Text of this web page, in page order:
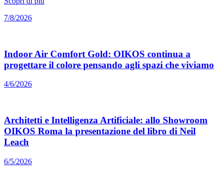
7/8/2026
Indoor Air Comfort Gold: OIKOS continua a
progettare il colore pensando agli spazi che viviamo
4/6/2026
Architetti e Intelligenza Artificiale: allo Showroom
OIKOS Roma la presentazione del libro di Neil
Leach
6/5/2026